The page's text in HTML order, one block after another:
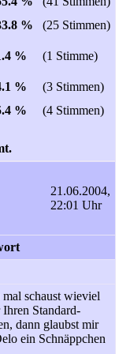
%
(25 Stimmen)
% (1 Stimme)
%
(3 Stimmen)
% (4 Stimmen)
21.06.2004,
22:01 Uhr
schaust wieviel
Standard-
dann glaubst mir
ein Schnäppchen